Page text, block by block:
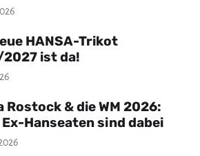
HANSA-Trikot
ist da!
Rostock & die WM 2026:
Ex-Hanseaten sind dabei